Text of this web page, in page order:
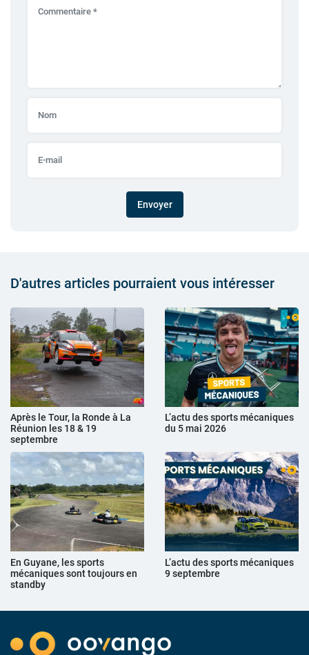
Envoyer
D'autres articles pourraient vous intéresser
Après le Tour, la Ronde à La
Réunion les 18 & 19
septembre
L’actu des sports mécaniques
du 5 mai 2026
En Guyane, les sports
mécaniques sont toujours en
standby
L’actu des sports mécaniques
9 septembre